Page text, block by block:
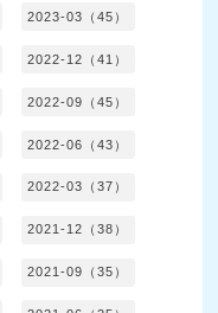
2023-03（45）
2022-12（41）
2022-09（45）
2022-06（43）
2022-03（37）
2021-12（38）
2021-09（35）